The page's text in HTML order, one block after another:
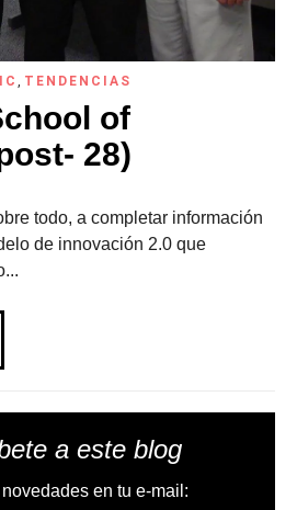
TENDENCIAS
of
28)
todo, a completar información
de innovación 2.0 que
a este blog
en tu e-mail: